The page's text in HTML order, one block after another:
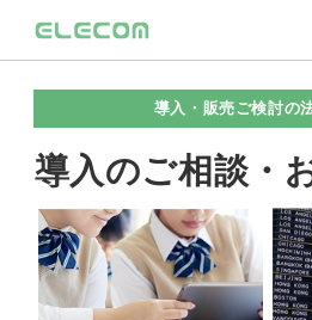
導入・販売ご検討の
導入のご相談・